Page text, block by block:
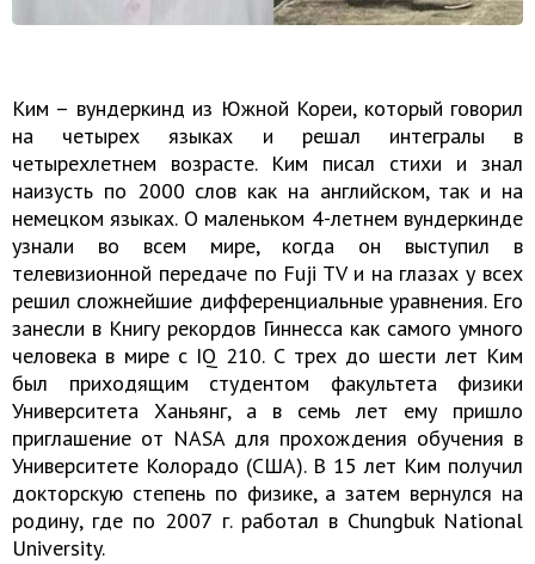
Ким – вундеркинд из Южной Кореи, который говорил
на четырех языках и решал интегралы в
четырехлетнем возрасте. Ким писал стихи и знал
наизусть по 2000 слов как на английском, так и на
немецком языках. О маленьком 4-летнем вундеркинде
узнали во всем мире, когда он выступил в
телевизионной передаче по Fuji TV и на глазах у всех
решил сложнейшие дифференциальные уравнения. Его
занесли в Книгу рекордов Гиннесса как самого умного
человека в мире с IQ 210. С трех до шести лет Ким
был приходящим студентом факультета физики
Университета Ханьянг, а в семь лет ему пришло
приглашение от NASA для прохождения обучения в
Университете Колорадо (США). В 15 лет Ким получил
докторскую степень по физике, а затем вернулся на
родину, где по 2007 г. работал в Chungbuk National
University.